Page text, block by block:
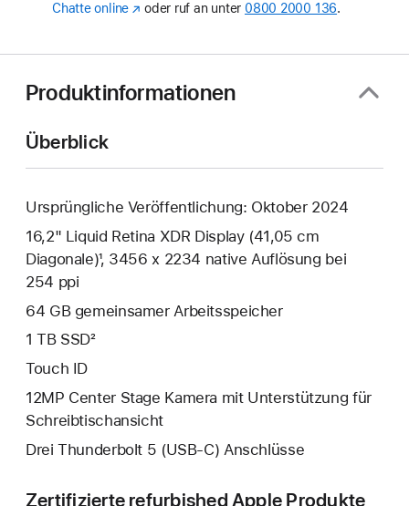
Chatte online (Öffnet
oder ruf an unter 0800 2000 136.
Produktinformationen
Überblick
Ursprüngliche Veröffentlichung: Oktober 2024
16,2" Liquid Retina XDR Display (41,05 cm
Diagonale)¹, 3456 x 2234 native Auflösung bei
254 ppi
64 GB gemeinsamer Arbeits­speicher
1 TB SSD²
Touch ID
12MP Center Stage Kamera mit Unterstützung für
Schreibtischansicht
Drei Thunderbolt 5 (USB‑C) Anschlüsse
Zertifizierte refurbished Apple Produkte